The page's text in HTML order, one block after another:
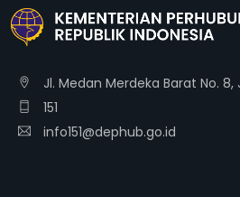
Jl. Medan Merdeka Barat No. 8,
151
info151@dephub.go.id